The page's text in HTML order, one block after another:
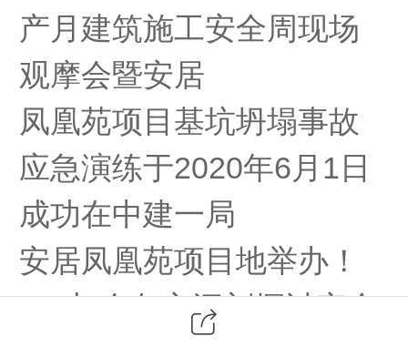
产月建筑施工安全周现场
观摩会暨安居
凤凰苑项目基坑坍塌事故
应急演练于2020年6月 1 日
成功在中建一局
安居凤凰苑项目地举办！
与会各方深刻探讨安全